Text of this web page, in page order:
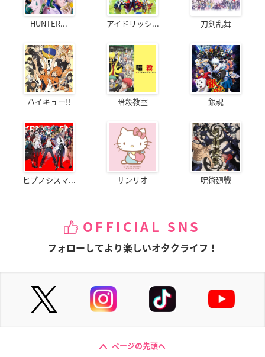
HUNTER... アイドリッシ... 刀剣乱舞
ハイキュー!! 暗殺教室 銀魂
ヒプノシスマ... サンリオ 呪術廻戦
OFFICIAL SNS
フォローしてより楽しいオタクライフ！
ページの先頭へ